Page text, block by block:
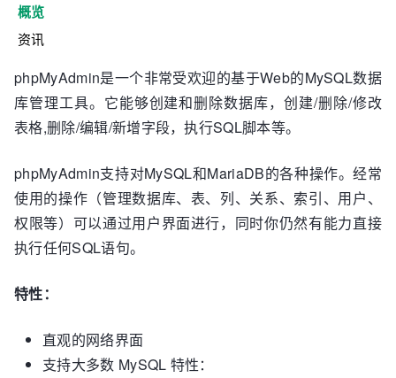
概览
资讯
phpMyAdmin是一个非常受欢迎的基于Web的MySQL数据
库管理工具。它能够创建和删除数据库，创建/删除/修改
表格,删除/编辑/新增字段，执行SQL脚本等。
phpMyAdmin支持对MySQL和MariaDB的各种操作。经常
使用的操作（管理数据库、表、列、关系、索引、用户、
权限等）可以通过用户界面进行，同时你仍然有能力直接
执行任何SQL语句。
特性：
直观的网络界面
支持大多数 MySQL 特性：